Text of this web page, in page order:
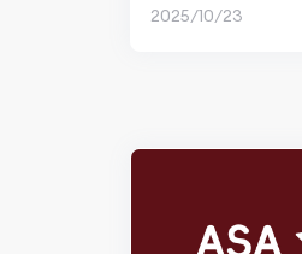
2025/10/23